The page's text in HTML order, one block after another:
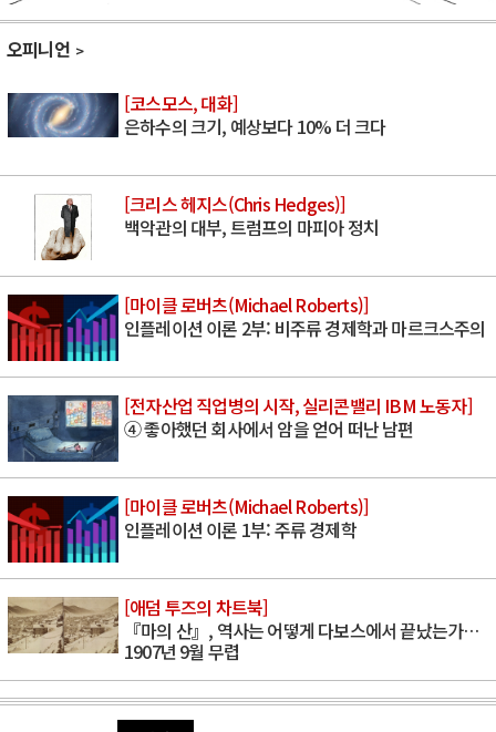
오피니언
[코스모스, 대화]
은하수의 크기, 예상보다 10% 더 크다
[크리스 헤지스(Chris Hedges)]
백악관의 대부, 트럼프의 마피아 정치
[마이클 로버츠(Michael Roberts)]
인플레이션 이론 2부: 비주류 경제학과 마르크스주의
[전자산업 직업병의 시작, 실리콘밸리 IBM 노동자]
④ 좋아했던 회사에서 암을 얻어 떠난 남편
[마이클 로버츠(Michael Roberts)]
인플레이션 이론 1부: 주류 경제학
[애덤 투즈의 차트북]
『마의 산』, 역사는 어떻게 다보스에서 끝났는가…
1907년 9월 무렵